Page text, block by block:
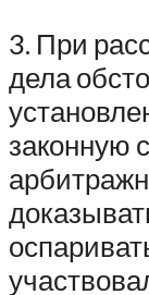
3. При
дела
законную